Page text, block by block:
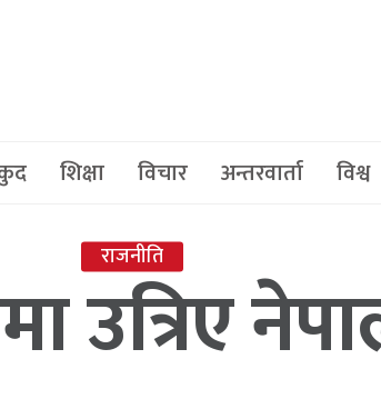
शिक्षा विचार अन्तरवार्ता विश्व
राजनीति